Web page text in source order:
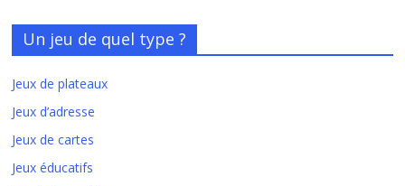
Un jeu de quel type ?
Jeux de plateaux
Jeux d’adresse
Jeux de cartes
Jeux éducatifs